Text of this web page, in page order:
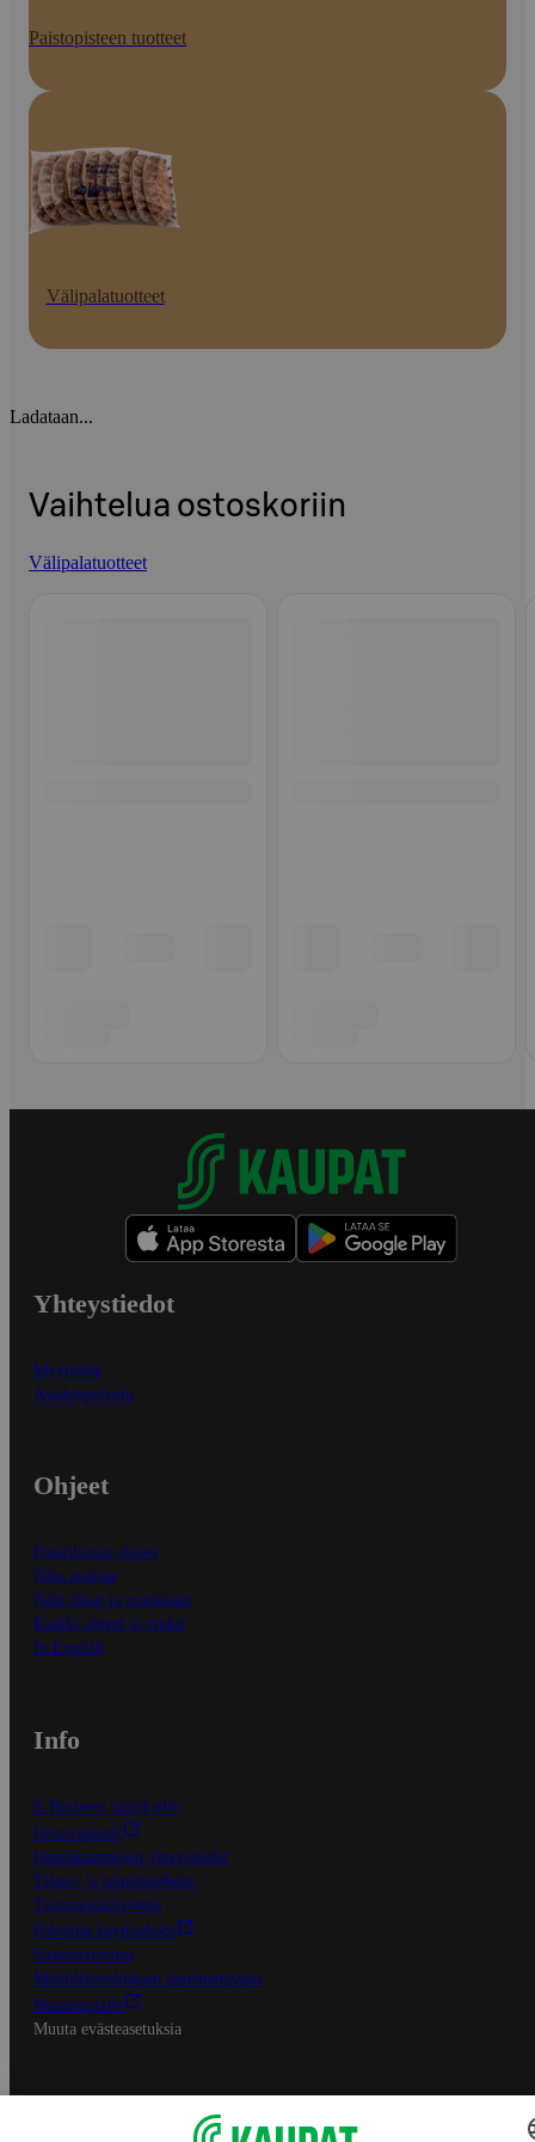
Paistopisteen tuotteet
Välipalatuotteet
Ladataan...
Vaihtelua ostoskoriin
Välipalatuotteet
Yhteystiedot
Myymälät
Asiakaspalvelu
Ohjeet
Ensitilaajan ohjeet
Näin maksat
Näin tilaat ja muokkaat
Kaikki ohjeet ja vinkit
In English
Info
S-Business yrityksille
Oiva-raportit
Osuuskauppojen yhteystiedot
Tilaus- ja toimitusehdot
Tietosuojakäytäntö
Palvelun käyttöehdot
Saavutettavuus
Mobiilisovelluksen saavutettavuus
Mainostajalle
Muuta evästeasetuksia
S-ryhmän palvelut